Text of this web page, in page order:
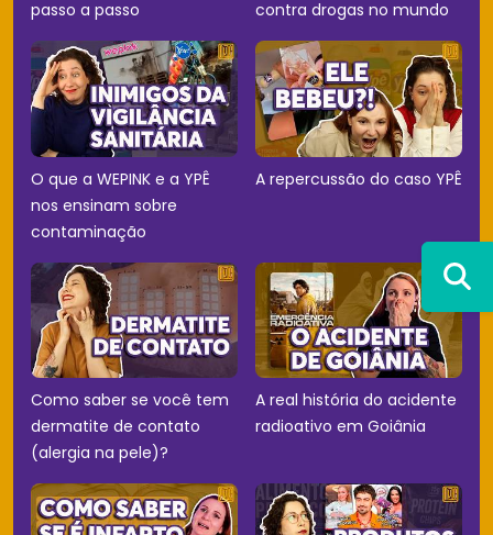
passo a passo contra drogas no mundo
O que a WEPINK e a YPÊ
nos ensinam sobre
contaminação
A repercussão do caso YPÊ
Como saber se você tem
dermatite de contato
(alergia na pele)?
A real história do acidente
radioativo em Goiânia